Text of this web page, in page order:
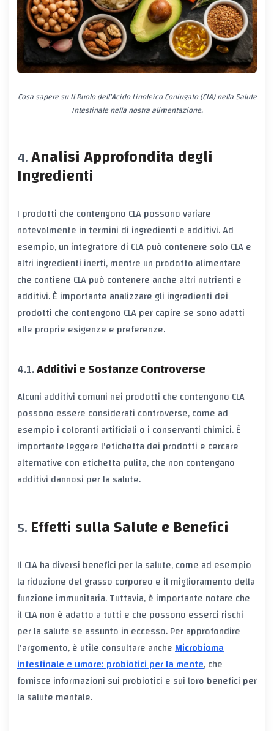
Cosa sapere su Il Ruolo dell'Acido Linoleico Coniugato (CLA) nella Salute
Intestinale nella nostra alimentazione.
Analisi Approfondita degli
Ingredienti
I prodotti che contengono CLA possono variare
notevolmente in termini di ingredienti e additivi. Ad
esempio, un integratore di CLA può contenere solo CLA e
altri ingredienti inerti, mentre un prodotto alimentare
che contiene CLA può contenere anche altri nutrienti e
additivi. È importante analizzare gli ingredienti dei
prodotti che contengono CLA per capire se sono adatti
alle proprie esigenze e preferenze.
Additivi e Sostanze Controverse
Alcuni additivi comuni nei prodotti che contengono CLA
possono essere considerati controverse, come ad
esempio i coloranti artificiali o i conservanti chimici. È
importante leggere l'etichetta dei prodotti e cercare
alternative con etichetta pulita, che non contengano
additivi dannosi per la salute.
Effetti sulla Salute e Benefici
Il CLA ha diversi benefici per la salute, come ad esempio
la riduzione del grasso corporeo e il miglioramento della
funzione immunitaria. Tuttavia, è importante notare che
il CLA non è adatto a tutti e che possono esserci rischi
per la salute se assunto in eccesso. Per approfondire
l'argomento, è utile consultare ancheMicrobioma
intestinale e umore: probiotici per la mente, che
fornisce informazioni sui probiotici e sui loro benefici per
la salute mentale.